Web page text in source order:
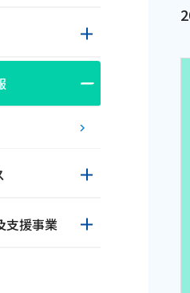
おトクな情報
支援事業